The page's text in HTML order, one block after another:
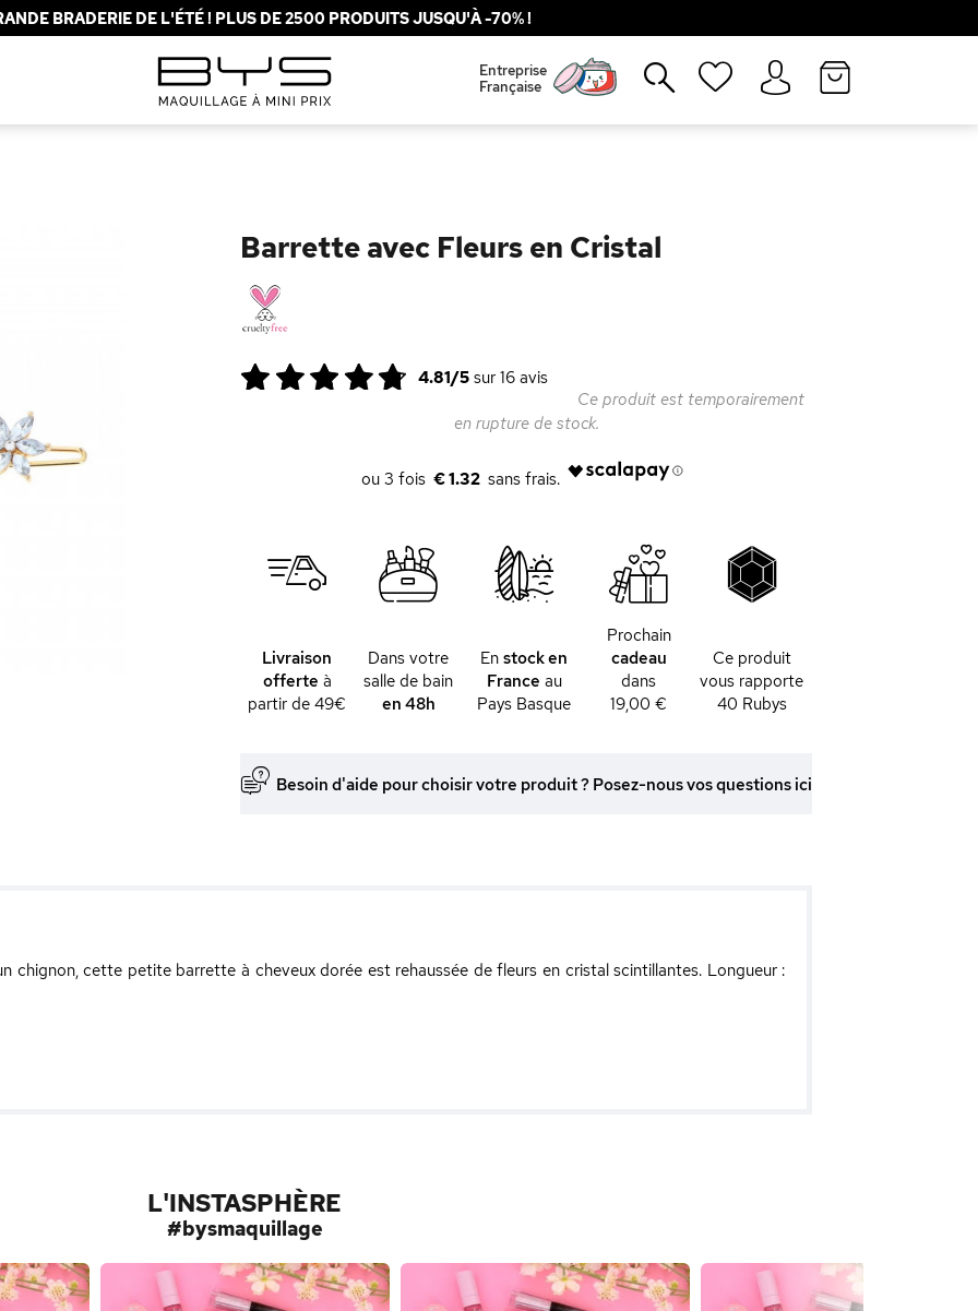
BRADERIE DE L'ÉTÉ ! PLUS DE 2500 PRODUITS JUSQU'À -70% !
Entreprise
Française
Barrette avec Fleurs en Cristal
4.81/5sur 16avis
Ce produit est temporairement
en rupture de stock.
€ 1.32
Livraison
offerte à
partir de 49€
Dans votre
salle de bain
en 48h
Enstock en
France au
Pays Basque
Prochain
cadeau
dans
19,00 €
Ce produit
vous rapporte
40 Rubys
Besoin d'aide pour choisir votre produit ? Posez-nous vos questions ici
chignon, cette petite barrette à cheveux dorée est rehaussée de fleurs en cristal scintillantes. Longueur :
L'INSTASPHÈRE
#bysmaquillage